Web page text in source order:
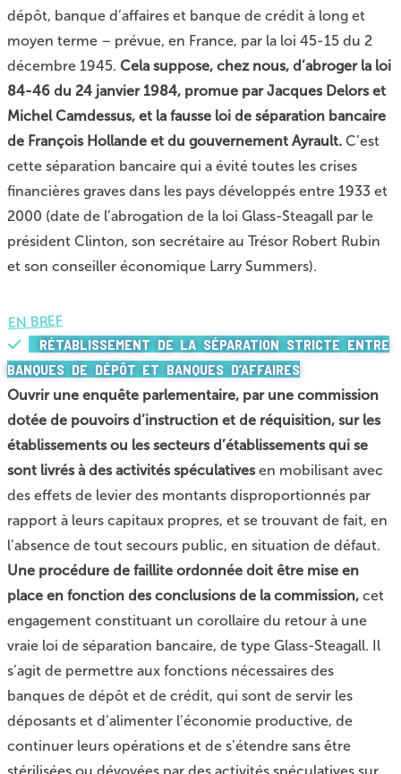
dépôt, banque d’affaires et banque de crédit à long et
moyen terme – prévue, en France, par la loi 45-15 du 2
décembre 1945. Cela suppose, chez nous, d’abroger la loi
84-46 du 24 janvier 1984, promue par Jacques Delors et
Michel Camdessus, et la fausse loi de séparation bancaire
de François Hollande et du gouvernement Ayrault. C’est
cette séparation bancaire qui a évité toutes les crises
financières graves dans les pays développés entre 1933 et
2000 (date de l’abrogation de la loi Glass-Steagall par le
président Clinton, son secrétaire au Trésor Robert Rubin
et son conseiller économique Larry Summers).
EN BREF
RÉTABLISSEMENT DE LA SÉPARATION STRICTE ENTRE
BANQUES DE DÉPÔT ET BANQUES D’AFFAIRES
Ouvrir une enquête parlementaire, par une commission
dotée de pouvoirs d’instruction et de réquisition, sur les
établissements ou les secteurs d’établissements qui se
sont livrés à des activités spéculativesen mobilisant avec
des effets de levier des montants disproportionnés par
rapport à leurs capitaux propres, et se trouvant de fait, en
l’absence de tout secours public, en situation de défaut.
Une procédure de faillite ordonnée doit être mise en
place en fonction des conclusions de la commission, cet
engagement constituant un corollaire du retour à une
vraie loi de séparation bancaire, de type Glass-Steagall. Il
s’agit de permettre aux fonctions nécessaires des
banques de dépôt et de crédit, qui sont de servir les
déposants et d’alimenter l’économie productive, de
continuer leurs opérations et de s’étendre sans être